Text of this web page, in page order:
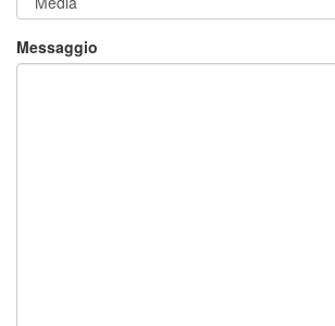
Messaggio